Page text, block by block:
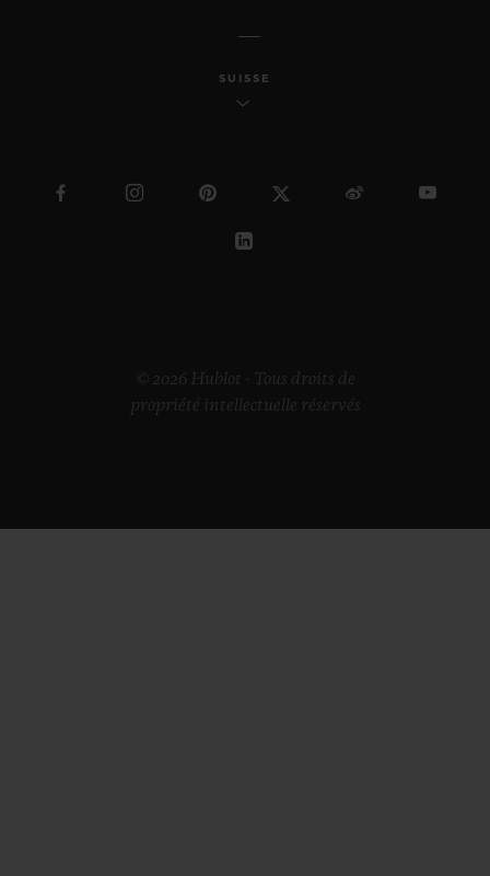
SUISSE
© 2026 Hublot - Tous droits de
propriété intellectuelle réservés